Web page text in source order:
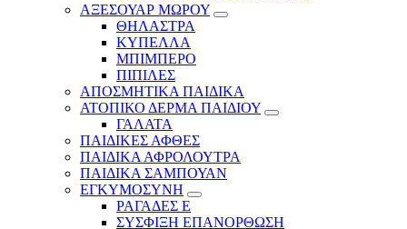
ΑΞΕΣΟΥΑΡ ΜΩΡΟΥ
ΘΗΛΑΣΤΡΑ
ΚΥΠΕΛΛΑ
ΜΠΙΜΠΕΡΟ
ΠΙΠΙΛΕΣ
ΑΠΟΣΜΗΤΙΚΑ ΠΑΙΔΙΚΑ
ΑΤΟΠΙΚΟ ΔΕΡΜΑ ΠΑΙΔΙΟΥ
ΓΑΛΑΤΑ
ΠΑΙΔΙΚΕΣ ΑΦΘΕΣ
ΠΑΙΔΙΚΑ ΑΦΡΟΛΟΥΤΡΑ
ΠΑΙΔΙΚΑ ΣΑΜΠΟΥΑΝ
ΕΓΚΥΜΟΣΥΝΗ
ΡΑΓΑΔΕΣ Ε
ΣΥΣΦΙΞΗ ΕΠΑΝΟΡΘΩΣΗ